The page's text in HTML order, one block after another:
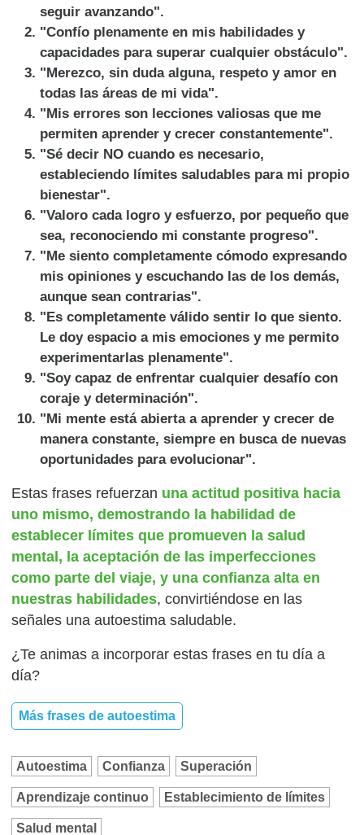
seguir avanzando".
"Confío plenamente en mis habilidades y
capacidades para superar cualquier obstáculo".
"Merezco, sin duda alguna, respeto y amor en
todas las áreas de mi vida".
"Mis errores son lecciones valiosas que me
permiten aprender y crecer constantemente".
"Sé decir NO cuando es necesario,
estableciendo límites saludables para mi propio
bienestar".
"Valoro cada logro y esfuerzo, por pequeño que
sea, reconociendo mi constante progreso".
"Me siento completamente cómodo expresando
mis opiniones y escuchando las de los demás,
aunque sean contrarias".
"Es completamente válido sentir lo que siento.
Le doy espacio a mis emociones y me permito
experimentarlas plenamente".
"Soy capaz de enfrentar cualquier desafío con
coraje y determinación".
"Mi mente está abierta a aprender y crecer de
manera constante, siempre en busca de nuevas
oportunidades para evolucionar".
Estas frases refuerzan una actitud positiva hacia
uno mismo, demostrando la habilidad de
establecer límites que promueven la salud
mental, la aceptación de las imperfecciones
como parte del viaje, y una confianza alta en
nuestras habilidades, convirtiéndose en las
señales una autoestima saludable.
¿Te animas a incorporar estas frases en tu día a
día?
Más frases de autoestima
Autoestima Confianza Superación
Aprendizaje continuo Establecimiento de límites
Salud mental